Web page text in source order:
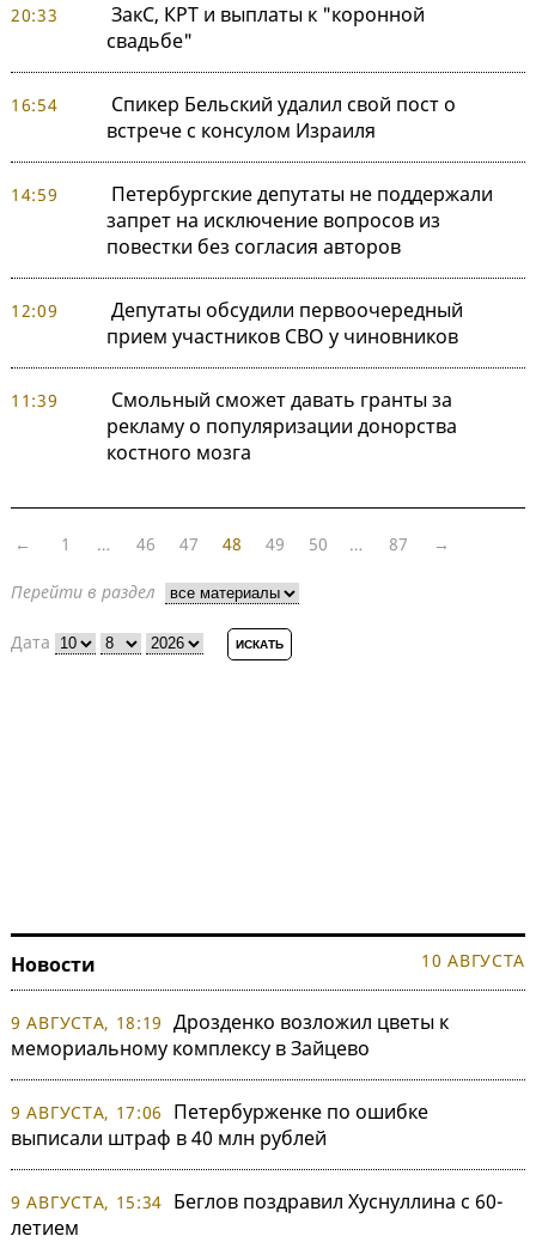
20:33
ЗакС, КРТ и выплаты к "коронной
свадьбе"
16:54
Спикер Бельский удалил свой пост о
встрече с консулом Израиля
14:59
Петербургские депутаты не поддержали
запрет на исключение вопросов из
повестки без согласия авторов
12:09
Депутаты обсудили первоочередный
прием участников СВО у чиновников
11:39
Смольный сможет давать гранты за
рекламу о популяризации донорства
костного мозга
← 1 … 46 47 48 49 50 … 87 →
Перейти в раздел
Дата
Новости 10 АВГУСТА
9 АВГУСТА, 18:19 Дрозденко возложил цветы к
мемориальному комплексу в Зайцево
9 АВГУСТА, 17:06
Петербурженке по ошибке
выписали штраф в 40 млн рублей
9 АВГУСТА, 15:34 Беглов поздравил Хуснуллина с 60-
летием